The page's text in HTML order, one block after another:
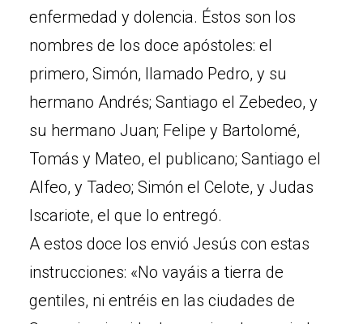
enfermedad y dolencia. Éstos son los
nombres de los doce apóstoles: el
primero, Simón, llamado Pedro, y su
hermano Andrés; Santiago el Zebedeo, y
su hermano Juan; Felipe y Bartolomé,
Tomás y Mateo, el publicano; Santiago el
Alfeo, y Tadeo; Simón el Celote, y Judas
Iscariote, el que lo entregó.
A estos doce los envió Jesús con estas
instrucciones: «No vayáis a tierra de
gentiles, ni entréis en las ciudades de